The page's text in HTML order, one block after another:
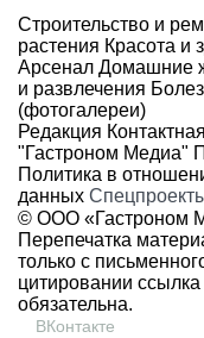
Строительство и
растения Красота и
Арсенал Домашние
и развлечения
(фотогалереи)
Редакция
"Гастроном Медиа"
Политика в
данных
© ООО «Гастроном
Перепечатка
только с
цитировании ссылка
обязательна.
ВКонтакте